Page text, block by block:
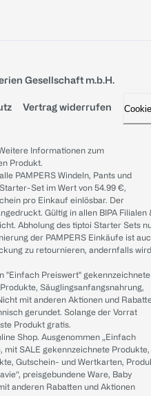
Gesellschaft m.b.H.
Vertrag widerrufen
Informationen zum
Produkt.
PAMPERS Windeln, Pants und
Set im Wert von 54.99 €,
pro Einkauf einlösbar. Der
Gültig in allen BIPA Filialen
Abholung des tiptoi Starter Sets
der PAMPERS Einkäufe ist
zu retournieren, andernfalls wird
"Einfach Preiswert" gekennzeichnete
Säuglingsanfangsnahrung,
mit anderen Aktionen und
gerundet. Solange der Vorrat
Produkt gratis.
Shop. Ausgenommen „Einfach
mit SALE gekennzeichnete Produkte,
Gutschein- und Wertkarten,
preisgebundene Ware, Baby
anderen Rabatten und Aktionen